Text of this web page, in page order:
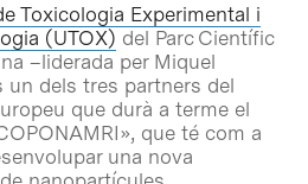
Toxicologia Experimental i
(UTOX) del Parc Científic
–liderada per Miquel
un dels tres partners del
que durà a terme el
que té com a
una nova